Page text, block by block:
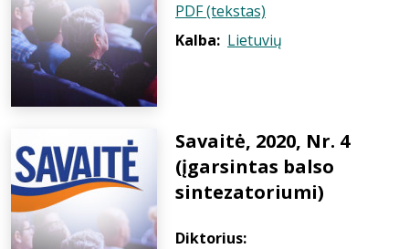
PDF (tekstas)
Kalba: Lietuvių
Savaitė, 2020, Nr. 4
(įgarsintas balso
sintezatoriumi)
Diktorius: